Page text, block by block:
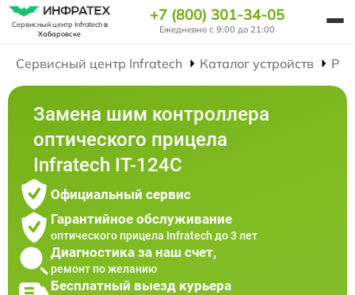
Сервисный центр Infratechв
Хабаровске
+7 (800) 301-34-05
Ежедневно с 9:00 до 21:00
Сервисный центр Infratech Каталог устройств
Замена шим контроллера
оптического прицела
Infratech IT-124C
Официальный сервис
Гарантийное обслуживание
оптического прицела Infratech до 3 лет
Диагностика за наш счет,
ремонт по желанию
Бесплатный выезд курьера